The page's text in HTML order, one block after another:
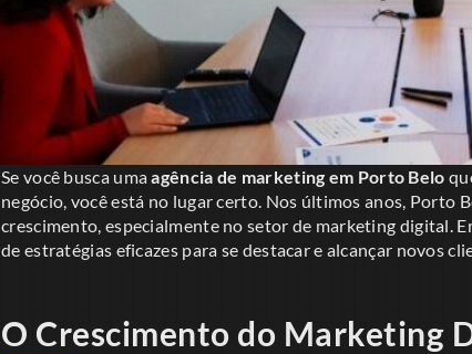
Se você busca umaagência de marketing em Porto Belo
negócio, você está no lugar certo. Nos últimos anos, Porto
crescimento, especialmente no setor de marketing digital.
de estratégias eficazes para se destacar e alcançar novos
O Crescimento do Marketing